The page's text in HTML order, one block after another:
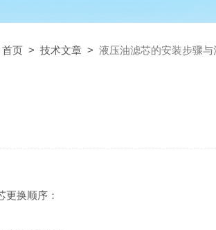
首页 > 技术文章 > 液压油滤芯的安装步骤与
更换顺序：